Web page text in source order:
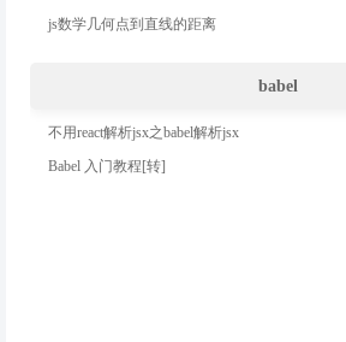
js数学几何点到直线的距离
babel
不用react解析jsx之babel解析jsx
Babel 入门教程[转]